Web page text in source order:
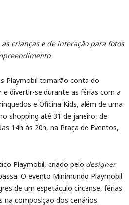
crianças e de interação para fotos
Playmobil tomarão conta do
divertir-se durante as férias com a
e Oficina Kids, além de uma
shopping até 31 de janeiro, de
14h às 20h, na Praça de Eventos,
Playmobil, criado pelo designer
O evento Minimundo Playmobil
de um espetáculo circense, férias
na composição dos cenários.